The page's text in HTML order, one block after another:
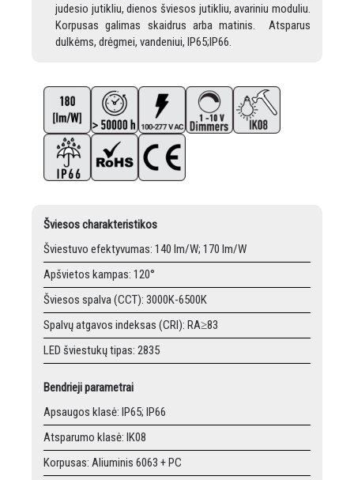
judesio jutikliu, dienos šviesos jutikliu, avariniu moduliu.
Korpusas galimas skaidrus arba matinis. Atsparus
dulkėms, drėgmei, vandeniui, IP65;IP66.
Šviesos charakteristikos
Šviestuvo efektyvumas: 140 lm/W; 170 lm/W
Apšvietos kampas: 120°
Šviesos spalva (CCT): 3000K-6500K
Spalvų atgavos indeksas (CRI): RA≥83
LED šviestukų tipas: 2835
Bendrieji parametrai
Apsaugos klasė: IP65; IP66
Atsparumo klasė: IK08
Korpusas: Aliuminis 6063 + PC